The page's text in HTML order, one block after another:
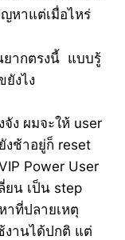
หาแต่เมื่อไหร่
ากตรงนี้ แบบรู้
งไง
ง ผมจะให้ user
งช้าอยู่ก็ reset
Power User
ยน เป็น step
าที่ปลายเหตุ
งานได้ปกติ แต่